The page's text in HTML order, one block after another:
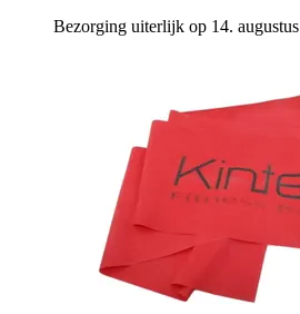
Bezorging uiterlijk op 14. augustus